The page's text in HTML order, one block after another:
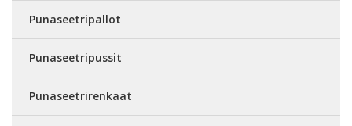
Punaseetripallot
Punaseetripussit
Punaseetrirenkaat